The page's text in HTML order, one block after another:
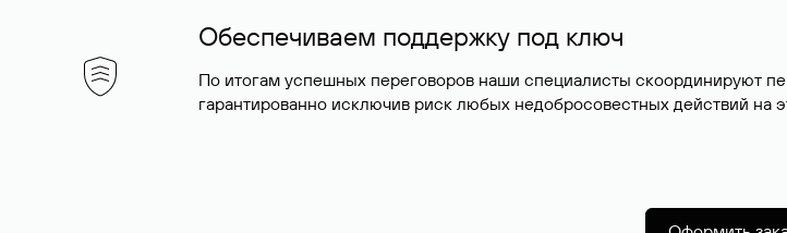
Обеспечиваем поддержку под ключ
По итогам успешных переговоров наши специалисты скоординируют
гарантированно исключив риск любых недобросовестных действий на